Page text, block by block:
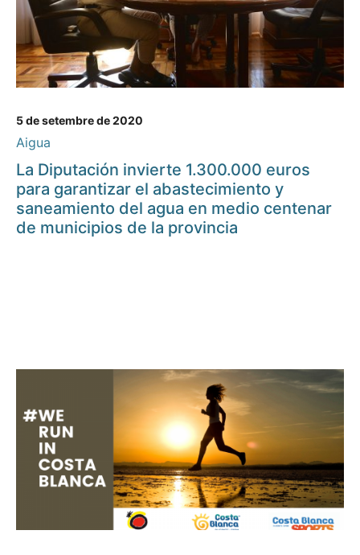
5 de setembre de 2020
Aigua
La Diputación invierte 1.300.000 euros
para garantizar el abastecimiento y
saneamiento del agua en medio centenar
de municipios de la provincia